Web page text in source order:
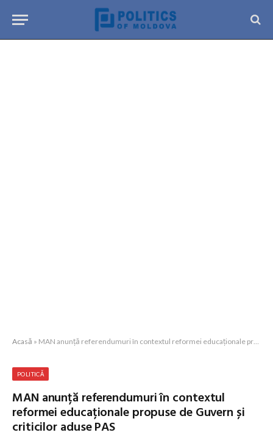
Acasă » MAN anunță referendumuri în contextul reformei educaționale propuse de Guvern și criticilor aduse PAS
POLITICĂ
MAN anunță referendumuri în contextul
reformei educaționale propuse de Guvern și
criticilor aduse PAS